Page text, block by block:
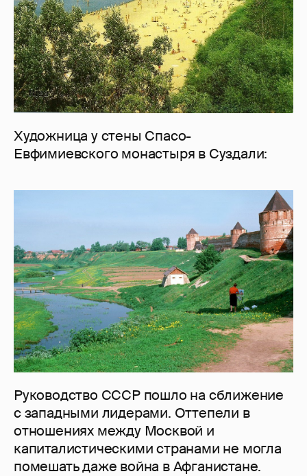
Художница у стены Спасо-
Евфимиевского монастыря в Суздали:
Руководство СССР пошло на сближение
с западными лидерами. Оттепели в
отношениях между Москвой и
капиталистическими странами не могла
помешать даже война в Афганистане.